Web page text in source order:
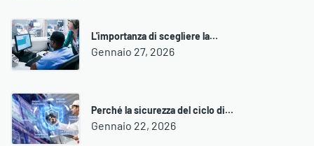
L'importanza di scegliere la…
Gennaio 27, 2026
Perché la sicurezza del ciclo di…
Gennaio 22, 2026